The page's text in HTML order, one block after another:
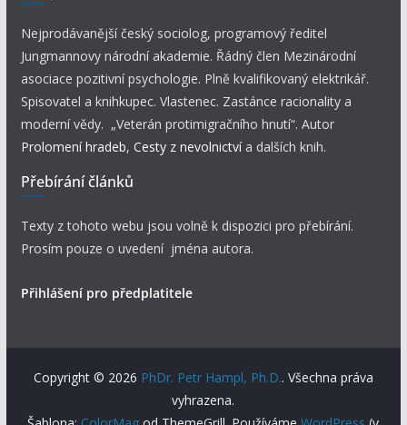
Nejprodávanější český sociolog, programový ředitel
Jungmannovy národní akademie. Řádný člen Mezinárodní
asociace pozitivní psychologie. Plně kvalifikovaný elektrikář.
Spisovatel a knihkupec. Vlastenec. Zastánce racionality a
moderní vědy. „Veterán protimigračního hnutí“. Autor
Prolomení hradeb, Cesty z nevolnictví a dalších knih.
Přebírání článků
Texty z tohoto webu jsou volně k dispozici pro přebírání.
Prosím pouze o uvedení jména autora.
Přihlášení pro předplatitele
Copyright © 2026 PhDr. Petr Hampl, Ph.D.. Všechna práva
vyhrazena.